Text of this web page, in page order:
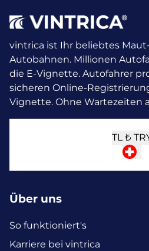
vintrica ist Ihr beliebtes
Autobahnen. Millionen
die E-Vignette. Autofahrer
sicheren Online-
Vignette. Ohne Wartezeiten
TL ₺
Über uns
So funktioniert's
Karriere bei vintrica